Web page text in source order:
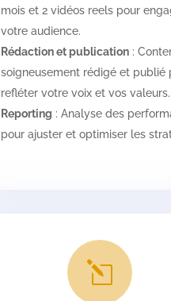
mois et 2 vidéos reels pour
votre audience.
Rédaction et publication:
soigneusement rédigé et publié
refléter votre voix et vos valeurs.
Reporting : Analyse des
pour ajuster et optimiser les
l